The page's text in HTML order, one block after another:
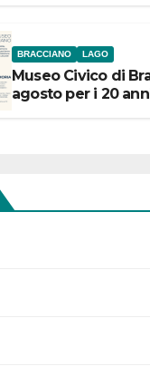
BRACCIANO LAGO
Museo Civico di
agosto per i 20